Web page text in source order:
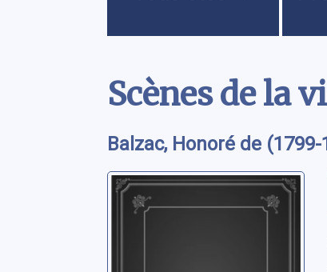
Scènes de la
Balzac, Honoré de (1799-